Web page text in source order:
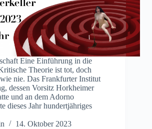
Eine Einführung in die
Theorie ist tot, doch
nie. Das Frankfurter Institut
dessen Vorsitz Horkheimer
und an dem Adorno
dieses Jahr hundertjähriges
14. Oktober 2023